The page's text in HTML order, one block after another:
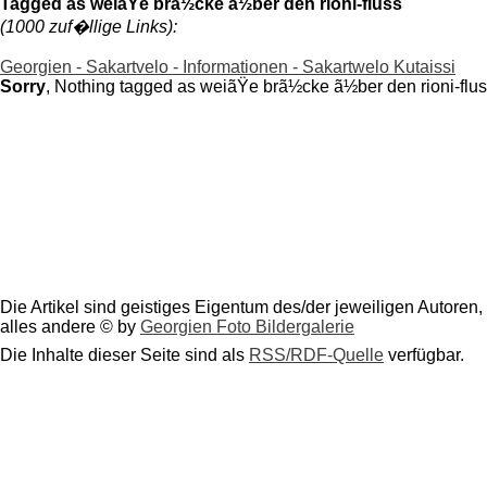
(1000 zuf�llige Links):
Georgien - Sakartvelo - Informationen - Sakartwelo Kutaissi
Sorry, Nothing tagged as weiãŸe brã½cke ã½ber den rioni-
Die Artikel sind geistiges Eigentum des/der jeweiligen Autoren,
alles andere © by Georgien Foto Bildergalerie
Die Inhalte dieser Seite sind als RSS/RDF-Quelle verfügbar.